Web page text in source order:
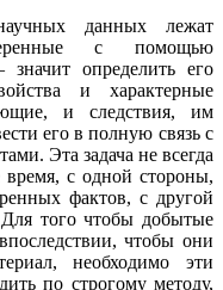
данных лежат
с помощью
определить его
и характерные
и следствия, им
его в полную связь с
Эта задача не всегда
с одной стороны,
фактов, с другой
того чтобы добытые
чтобы они
необходимо эти
по строгому методу,